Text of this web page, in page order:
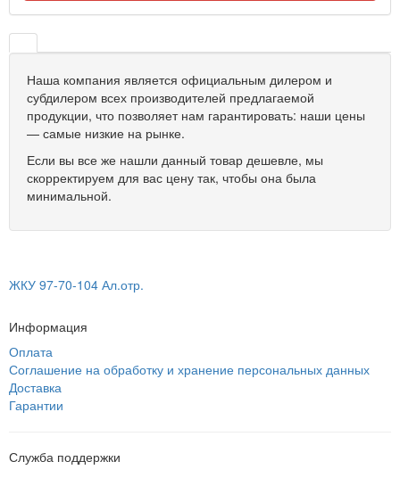
Наша компания является официальным дилером и
субдилером всех производителей предлагаемой
продукции, что позволяет нам гарантировать: наши цены
— самые низкие на рынке.
Если вы все же нашли данный товар дешевле, мы
скорректируем для вас цену так, чтобы она была
минимальной.
ЖКУ 97-70-104 Ал.отр.
Информация
Оплата
Соглашение на обработку и хранение персональных данных
Доставка
Гарантии
Служба поддержки